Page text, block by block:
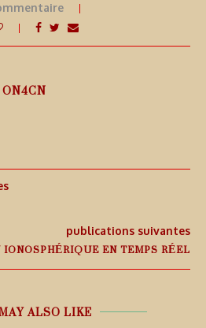
publications suivantes
EN TEMPS RÉEL
ALSO LIKE